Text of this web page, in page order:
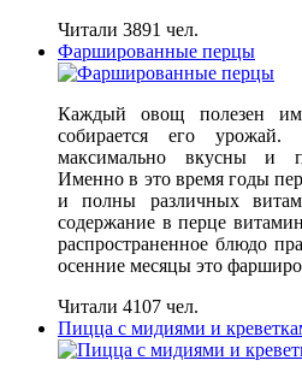
Читали 3891 чел.
Фаршированные перцы
Каждый овощ полезен
собирается его урожай.
максимально вкусны и
Именно в это время годы
и полны различных
содержание в перце
распространенное блюдо
осенние месяцы это
Читали 4107 чел.
Пицца с мидиями и